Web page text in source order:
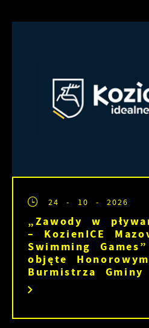
24 - 10 - 2026
„Zawody w
– KozienICE
Swimming
objęte
Burmistrza Gminy